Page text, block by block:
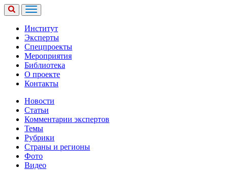
Институт
Эксперты
Спецпроекты
Мероприятия
Библиотека
О проекте
Контакты
Новости
Статьи
Комментарии экспертов
Темы
Рубрики
Страны и регионы
Фото
Видео